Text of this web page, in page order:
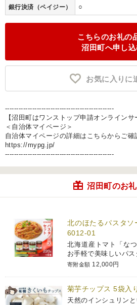
銀行決済（ペイジー） ○
こちらのお礼の
沼田町へ申し
お気に入りに
------------------------------------------------
【沼田町はワンストップ申請オンラインサ
＜自治体マイページ＞
自治体マイページの詳細はこちらからご確
https://mypg.jp/
------------------------------------------------
沼田町のお
北のほたるパスタ
6012-01
北海道産トマト「な
お手軽で美味しいパ
寄附金額 12,000円
菊芋チップス 5袋入
天然のインシュリン